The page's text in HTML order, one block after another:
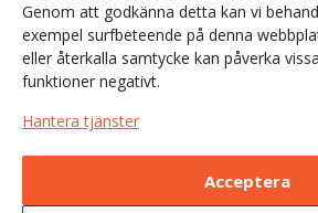
Genom att godkänna detta kan vi
exempel surfbeteende på denna
eller återkalla samtycke kan påverka
funktioner negativt.
Hantera tjänster
Acceptera
Våra tennarmband – genuint
rötterna i norr
Förgyll sommarens kaffestunder
7 juni, 2025